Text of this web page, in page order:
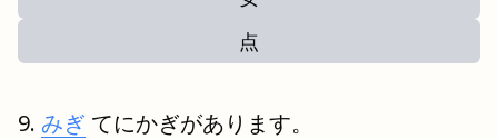
点
みぎ てにかぎがあります。